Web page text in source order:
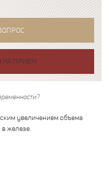
НА ПРИЕМ
увеличением объема
железе.